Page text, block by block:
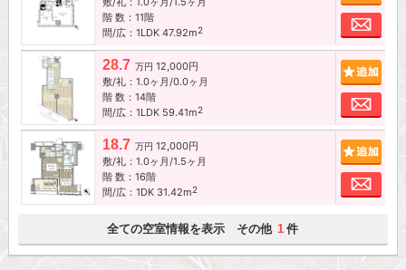
階 数：11階
間/広：1LDK 47.92m2
お
28.7 万円 12,000円
敷/礼：1.0ヶ月/0.0ヶ月
階 数：14階
間/広：1LDK 59.41m2
お
18.7 万円 12,000円
敷/礼：1.0ヶ月/1.5ヶ月
階 数：16階
間/広：1DK 31.42m2
お
全ての空室情報を表示 その他 1 件